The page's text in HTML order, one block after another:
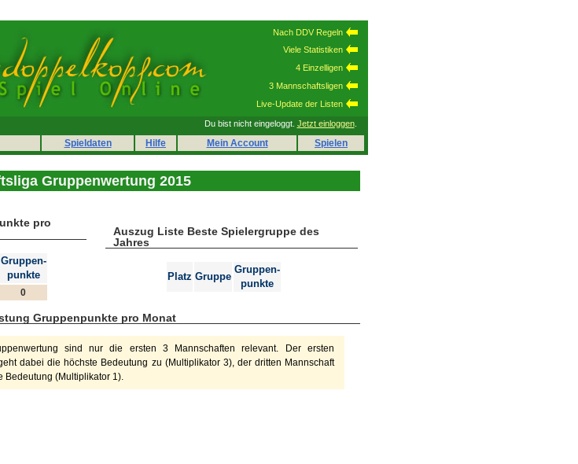
Nach DDV Regeln
Viele Statistiken
4 Einzelligen
3 Mannschaftsligen
Live-Update der Listen
Du bist nicht eingeloggt. Jetzt einloggen.
Spieldaten Hilfe Mein Account Spielen
Gruppenwertung 2015
pro
Gruppen-
punkte
0
Auszug Liste Beste Spielergruppe des
Jahres
Platz Gruppe
Gruppen-
punkte
Gruppenpunkte pro Monat
sind nur die ersten 3 Mannschaften relevant. Der ersten
dabei die höchste Bedeutung zu (Multiplikator 3), der dritten Mannschaft
Bedeutung (Multiplikator 1).